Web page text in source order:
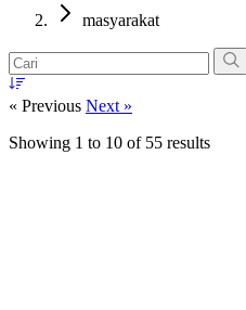
masyarakat
« Previous Next »
Showing 1 to 10 of 55 results